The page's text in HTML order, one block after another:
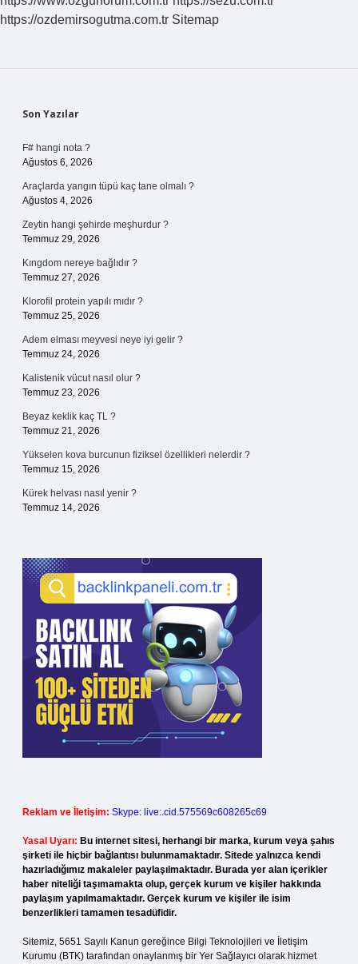
https://ozdemirsogutma.com.tr Sitemap
Sidebar
Son Yazılar
F# hangi nota ?
Ağustos 6, 2026
Araçlarda yangın tüpü kaç tane olmalı ?
Ağustos 4, 2026
Zeytin hangi şehirde meşhurdur ?
Temmuz 29, 2026
Kıngdom nereye bağlıdır ?
Temmuz 27, 2026
Klorofil protein yapılı mıdır ?
Temmuz 25, 2026
Adem elması meyvesi neye iyi gelir ?
Temmuz 24, 2026
Kalistenik vücut nasıl olur ?
Temmuz 23, 2026
Beyaz keklik kaç TL ?
Temmuz 21, 2026
Yükselen kova burcunun fiziksel özellikleri nelerdir ?
Temmuz 15, 2026
Kürek helvası nasıl yenir ?
Temmuz 14, 2026
Reklam ve İletişim: Skype: live:.cid.575569c608265c69
Yasal Uyarı: Bu internet sitesi, herhangi bir marka, kurum veya şahıs
şirketi ile hiçbir bağlantısı bulunmamaktadır. Sitede yalnızca kendi
hazırladığımız makaleler paylaşılmaktadır. Burada yer alan içerikler
haber niteliği taşımamakta olup, gerçek kurum ve kişiler hakkında
paylaşım yapılmamaktadır. Gerçek kurum ve kişiler ile isim
benzerlikleri tamamen tesadüfidir.
Sitemiz, 5651 Sayılı Kanun gereğince Bilgi Teknolojileri ve İletişim
Kurumu (BTK) tarafından onaylanmış bir Yer Sağlayıcı olarak hizmet